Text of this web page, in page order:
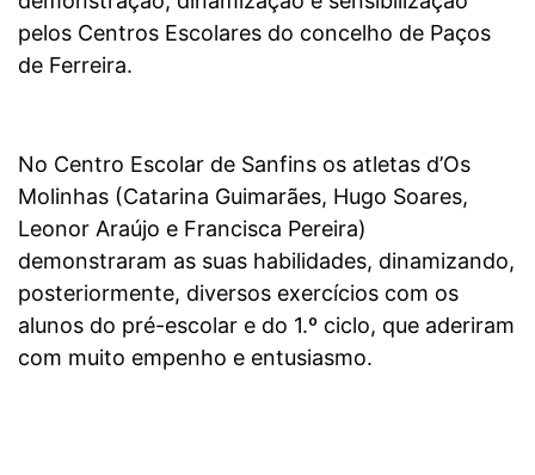
pelos Centros Escolares do concelho de Paços
de Ferreira.
No Centro Escolar de Sanfins os atletas d’Os
Molinhas (Catarina Guimarães, Hugo Soares,
Leonor Araújo e Francisca Pereira)
demonstraram as suas habilidades, dinamizando,
posteriormente, diversos exercícios com os
alunos do pré-escolar e do 1.º ciclo, que aderiram
com muito empenho e entusiasmo.